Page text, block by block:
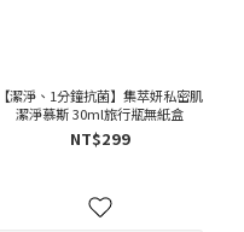
【潔淨、1分鐘抗菌】集萃妍私密肌
潔淨慕斯 30ml旅行瓶無紙盒
NT$299